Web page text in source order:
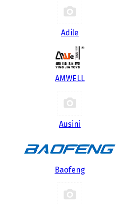
Adile
AMWELL
Ausini
Baofeng